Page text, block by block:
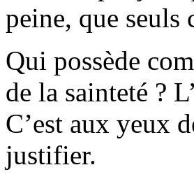
peine, que seuls
Qui possède
de la sainteté ?
C’est aux yeux
justifier.